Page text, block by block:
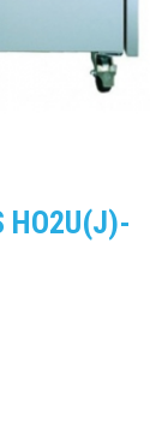
HO2U(J)-